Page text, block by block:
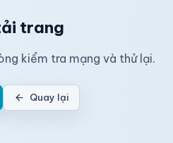
trang
kiểm tra mạng và thử lại.
Quay lại